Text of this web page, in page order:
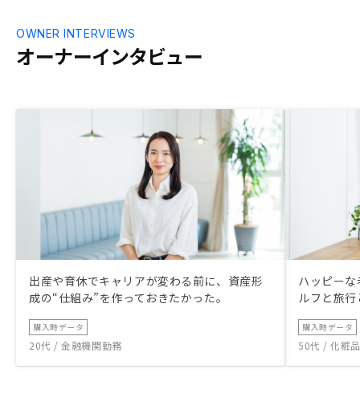
オーナーインタビュー
OWNER INTERVIEWS
出産や育休でキャリアが変わる前に、資産形
成の“仕組み”を作っておきたかった。
購入時データ
20代 / 金融機関勤務
ハッピー
ルフと旅
購入時データ
50代 / 化粧